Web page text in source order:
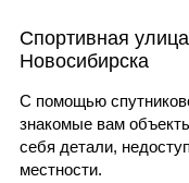
Спортивная
Новосибирска
С помощью
знакомые вам
себя детали,
местности.